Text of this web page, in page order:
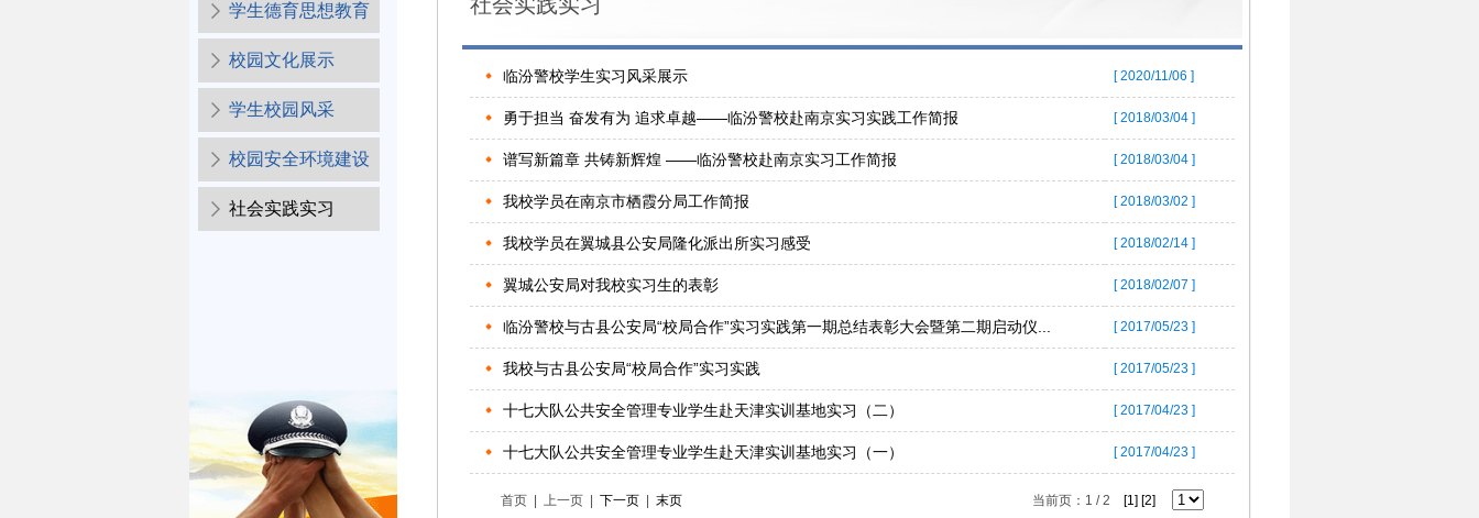
学生德育思想教育
校园文化展示
学生校园风采
校园安全环境建设
社会实践实习
临汾警校学生实习风采展示 [ 2020/11/06 ]
勇于担当 奋发有为 追求卓越——临汾警校赴南京实习实践工作简报 [ 2018/03/04 ]
谱写新篇章 共铸新辉煌 ——临汾警校赴南京实习工作简报 [ 2018/03/04 ]
我校学员在南京市栖霞分局工作简报 [ 2018/03/02 ]
我校学员在翼城县公安局隆化派出所实习感受 [ 2018/02/14 ]
翼城公安局对我校实习生的表彰 [ 2018/02/07 ]
临汾警校与古县公安局“校局合作”实习实践第一期总结表彰大会暨第二期启动仪... [ 2017/05/23 ]
我校与古县公安局“校局合作”实习实践 [ 2017/05/23 ]
十七大队公共安全管理专业学生赴天津实训基地实习（二） [ 2017/04/23 ]
十七大队公共安全管理专业学生赴天津实训基地实习（一） [ 2017/04/23 ]
首页 | 上一页 | 下一页| 末页 当前页：1 / 2 [1] [2]